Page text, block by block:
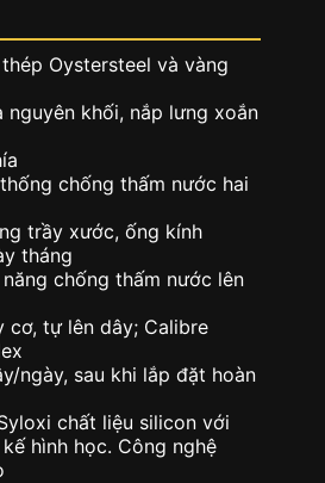
Oystersteel và vàng
nguyên khối, nắp lưng xoắn
chống thấm nước hai
trầy xước, ống kính
tháng
chống thấm nước lên
cơ, tự lên dây; Calibre
ngày, sau khi lắp đặt hoàn
chất liệu silicon với
hình học. Công nghệ